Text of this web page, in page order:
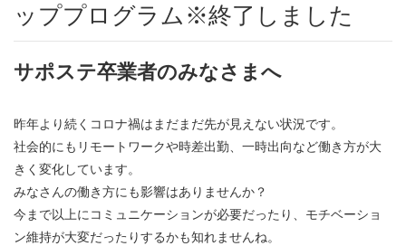
ッププログラム※終了しました
サポステ卒業者のみなさまへ
昨年より続くコロナ禍はまだまだ先が見えない状況です。
社会的にもリモートワークや時差出勤、一時出向など働き方が大
きく変化しています。
みなさんの働き方にも影響はありませんか？
今まで以上にコミュニケーションが必要だったり、モチベーショ
ン維持が大変だったりするかも知れませんね。